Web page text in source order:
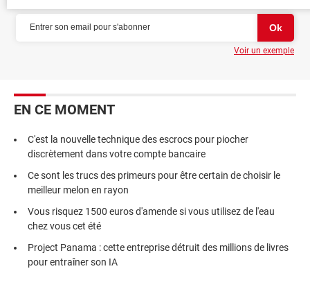
Voir un exemple
EN CE MOMENT
C'est la nouvelle technique des escrocs pour piocher
discrètement dans votre compte bancaire
Ce sont les trucs des primeurs pour être certain de choisir le
meilleur melon en rayon
Vous risquez 1500 euros d'amende si vous utilisez de l'eau
chez vous cet été
Project Panama : cette entreprise détruit des millions de livres
pour entraîner son IA